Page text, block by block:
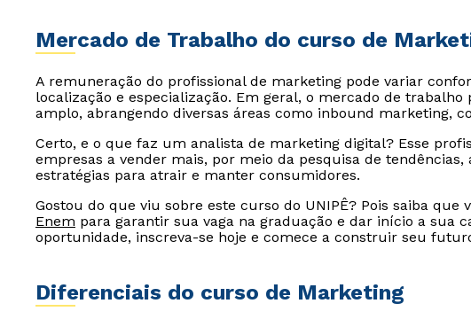
Mercado de Trabalho do curso de
A remuneração do profissional de marketing pode variar
localização e especialização. Em geral, o mercado de
amplo, abrangendo diversas áreas como inbound marketing,
Certo, e o que faz um analista de marketing digital? Esse
empresas a vender mais, por meio da pesquisa de tendências,
estratégias para atrair e manter consumidores.
Gostou do que viu sobre este curso do UNIPÊ? Pois saiba que
Enem para garantir sua vaga na graduação e dar início a sua
oportunidade, inscreva-se hoje e comece a construir seu
Diferenciais do curso de Marketing